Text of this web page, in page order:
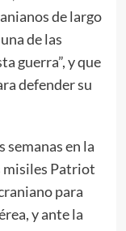
de largo
de las
guerra”, y que
defender su
en la
misiles Patriot
para
y ante la